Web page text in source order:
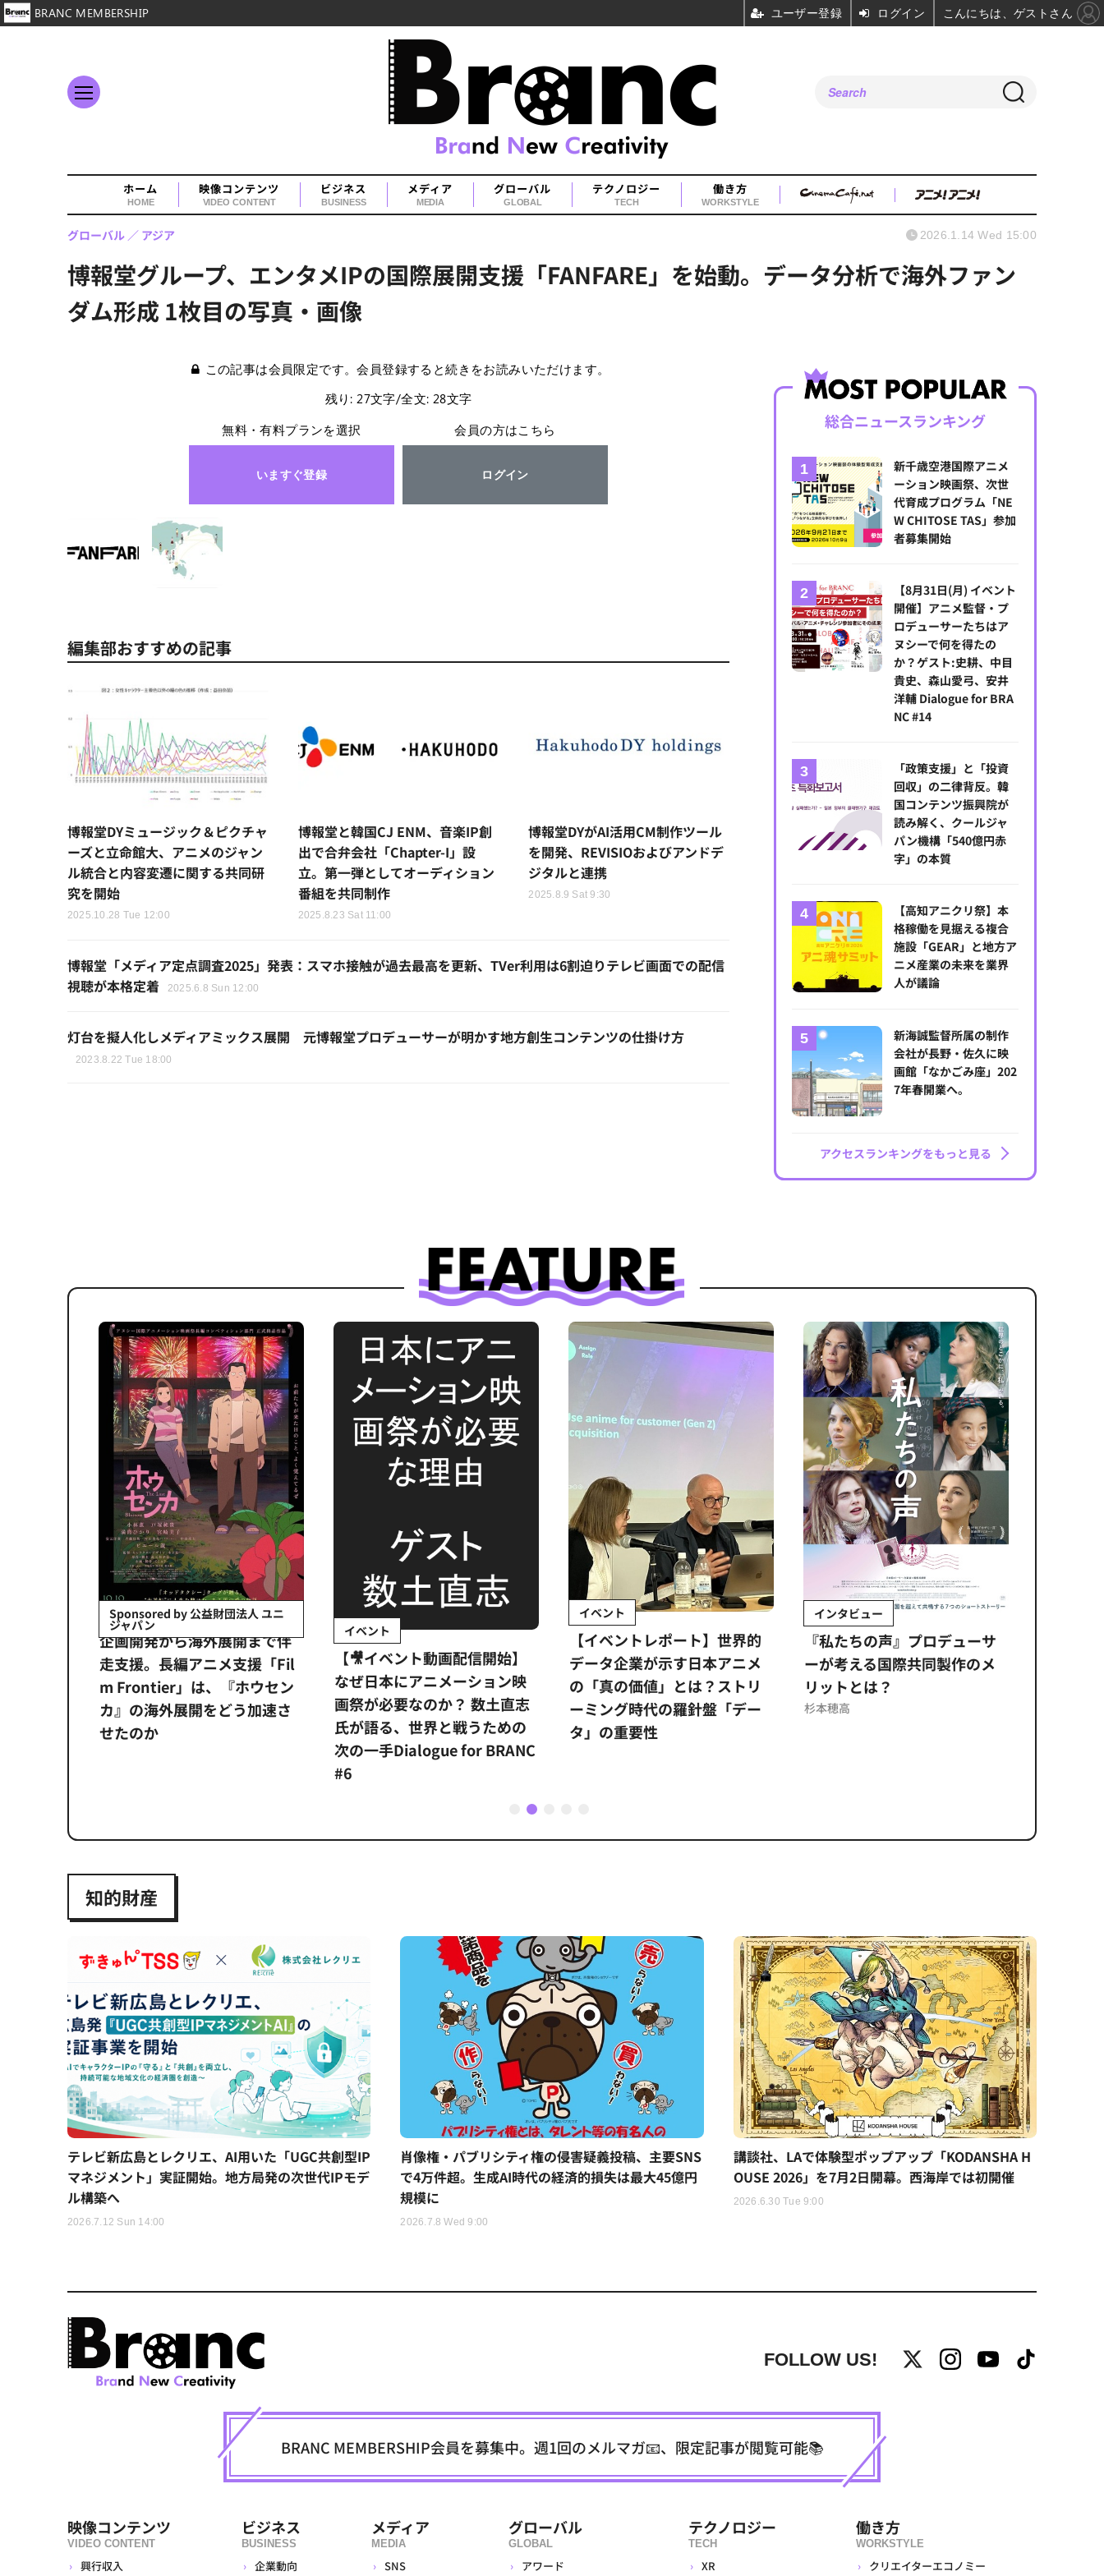
ホーム
HOME
映像コンテンツ
VIDEO CONTENT
ビジネス
BUSINESS
メディア
MEDIA
グローバル
GLOBAL
テクノロジー
TECH
働き方
WORKSTYLE
博報堂グループ、エンタメIPの国際展開支援「FANFARE」を始動。データ分析で海外ファン
ダム形成 1枚目の写真・画像
グローバル アジア 2026.1.14 Wed 15:00
この記事は会員限定です。会員登録すると続きをお読みいただけます。
残り: 27文字/全文: 28文字
無料・有料プランを選択
いますぐ登録
会員の方はこちら
ログイン
編集部おすすめの記事
博報堂DYミュージック＆ピクチャ
ーズと立命館大、アニメのジャン
ル統合と内容変遷に関する共同研
究を開始
2025.10.28 Tue 12:00
博報堂と韓国CJ ENM、音楽IP創
出で合弁会社「Chapter-I」設
立。第一弾としてオーディション
番組を共同制作
2025.8.23 Sat 11:00
博報堂DYがAI活用CM制作ツール
を開発、REVISIOおよびアンドデ
ジタルと連携
2025.8.9 Sat 9:30
博報堂「メディア定点調査2025」発表：スマホ接触が過去最高を更新、TVer利用は6割迫りテレビ画面での配信
視聴が本格定着
2025.6.8 Sun 12:00
灯台を擬人化しメディアミックス展開 元博報堂プロデューサーが明かす地方創生コンテンツの仕掛け方
2023.8.22 Tue 18:00
総合ニュースランキング
新千歳空港国際アニメ
ーション映画祭、次世
代育成プログラム「NE
W CHITOSE TAS」参加
者募集開始
【8月31日(月) イベント
開催】アニメ監督・プ
ロデューサーたちはア
ヌシーで何を得たの
か？ゲスト:史耕、中目
貴史、森山愛弓、安井
洋輔 Dialogue for BRA
NC #14
「政策支援」と「投資
回収」の二律背反。韓
国コンテンツ振興院が
読み解く、クールジャ
パン機構「540億円赤
字」の本質
【高知アニクリ祭】本
格稼働を見据える複合
施設「GEAR」と地方ア
ニメ産業の未来を業界
人が議論
新海誠監督所属の制作
会社が長野・佐久に映
画館「なかごみ座」202
7年春開業へ。
アクセスランキングをもっと見る
Sponsored by 公益財団法人 ユニ
ジャパン
企画開発から海外展開まで伴
走支援。長編アニメ支援「Fil
m Frontier」は、『ホウセン
カ』の海外展開をどう加速さ
せたのか
イベント
【🎥イベント動画配信開始】
なぜ日本にアニメーション映
画祭が必要なのか？ 数土直志
氏が語る、世界と戦うための
次の一手Dialogue for BRANC
#6
イベント
【イベントレポート】世界的
データ企業が示す日本アニメ
の「真の価値」とは？ストリ
ーミング時代の羅針盤「デー
タ」の重要性
インタビュー
『私たちの声』プロデューサ
ーが考える国際共同製作のメ
リットとは？
杉本穂高
1 2
知的財産
テレビ新広島とレクリエ、AI用いた「UGC共創型IP
マネジメント」実証開始。地方局発の次世代IPモデ
ル構築へ
2026.7.12 Sun 14:00
肖像権・パブリシティ権の侵害疑義投稿、主要SNS
で4万件超。生成AI時代の経済的損失は最大45億円
規模に
2026.7.8 Wed 9:00
講談社、LAで体験型ポップアップ「KODANSHA H
OUSE 2026」を7月2日開幕。西海岸では初開催
2026.6.30 Tue 9:00
FOLLOW US!
BRANC MEMBERSHIP会員を募集中。週1回のメルマガ📧、限定記事が閲覧可能📚
映像コンテンツ
VIDEO CONTENT
興行収入
ビジネス
BUSINESS
企業動向
メディア
MEDIA
SNS
グローバル
GLOBAL
アワード
テクノロジー
TECH
XR
働き方
WORKSTYLE
クリエイターエコノミー
BRANC MEMBERSHIP ユーザー登録 ログイン こんにちは、ゲストさん